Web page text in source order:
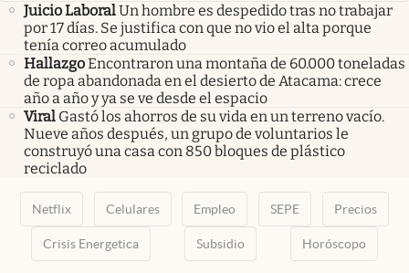
Juicio LaboralUn hombre es despedido tras no trabajar
por 17 días. Se justifica con que no vio el alta porque
tenía correo acumulado
HallazgoEncontraron una montaña de 60.000 toneladas
de ropa abandonada en el desierto de Atacama: crece
año a año y ya se ve desde el espacio
Viral Gastó los ahorros de su vida en un terreno vacío.
Nueve años después, un grupo de voluntarios le
construyó una casa con 850 bloques de plástico
reciclado
Netflix Celulares Empleo SEPE Precios
Crisis Energetica Subsidio Horóscopo